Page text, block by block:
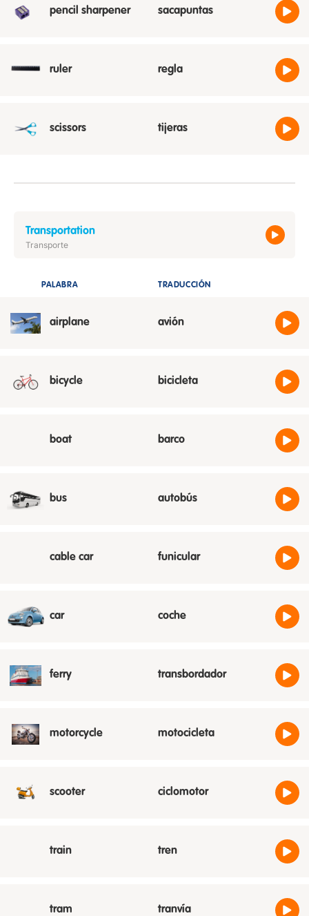
pencil sharpener sacapuntas
ruler regla
scissors tijeras
Transportation
Transporte
PALABRA TRADUCCIÓN
airplane avión
bicycle bicicleta
boat barco
bus autobús
cable car funicular
car coche
ferry transbordador
motorcycle motocicleta
scooter ciclomotor
train tren
tram tranvía